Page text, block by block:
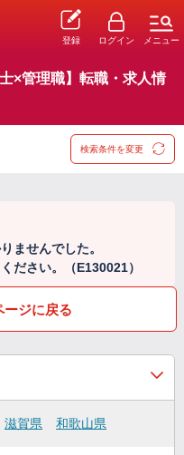
登録 ログイン メニュー
×管理職】転職・求人情
検索条件を変更
ませんでした。
ださい。（E130021）
ージに戻る
滋賀県 和歌山県